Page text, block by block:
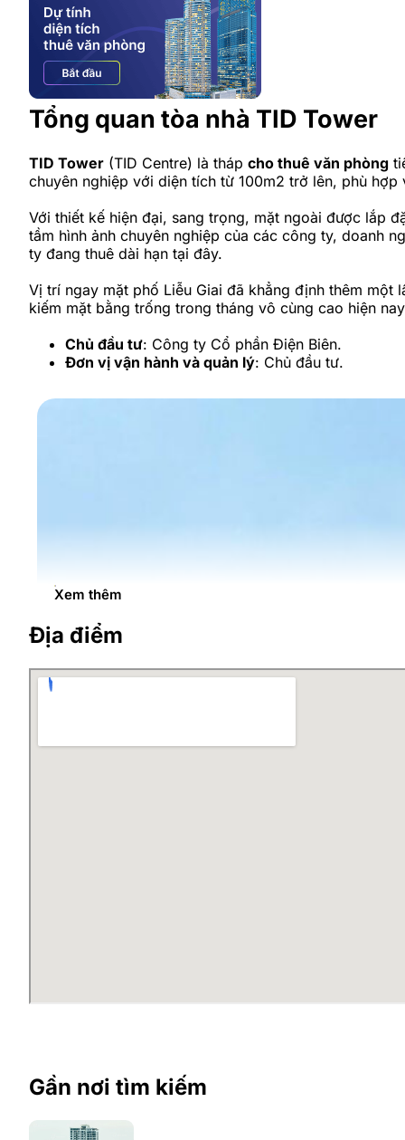
Tổng quan tòa nhà TID Tower
TID Tower (TID Centre) là tháp cho thuê văn phòng
chuyên nghiệp với diện tích từ 100m2 trở lên, phù
Với thiết kế hiện đại, sang trọng, mặt ngoài được lắp
tầm hình ảnh chuyên nghiệp của các công ty, doanh
ty đang thuê dài hạn tại đây.
Vị trí ngay mặt phố Liễu Giai đã khẳng định thêm
kiếm mặt bằng trống trong tháng vô cùng cao hiện
Chủ đầu tư: Công ty Cổ phần Điện Biên.
Đơn vị vận hành và quản lý: Chủ đầu tư.
Xem thêm
Địa điểm
Gần nơi tìm kiếm